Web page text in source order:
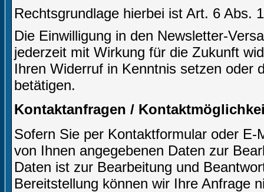
Rechtsgrundlage hierbei ist Art. 6 Abs.
Die Einwilligung in den Newsletter-
jederzeit mit Wirkung für die Zukunft
Ihren Widerruf in Kenntnis setzen oder
betätigen.
Kontaktanfragen /
Sofern Sie per Kontaktformular oder
von Ihnen angegebenen Daten zur
Daten ist zur Bearbeitung und
Bereitstellung können wir Ihre Anfrage